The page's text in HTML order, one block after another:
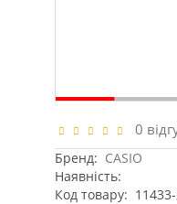
0
Бренд: CASIO
Наявність:
Код товару: